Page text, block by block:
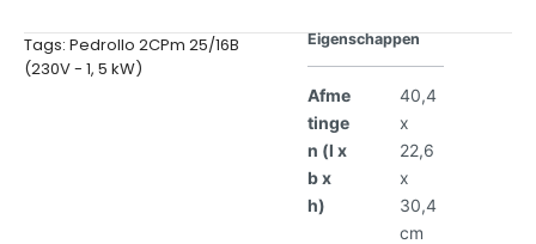
Eigenschappen
Afme
tinge
n (l x
b x
h)
40,4
x
22,6
x
30,4
cm
Tags: Pedrollo 2CPm 25/16B
(230V - 1, 5 kW)